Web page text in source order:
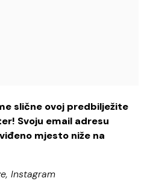
slične ovoj predbilježite
Svoju email adresu
mjesto niže na
Instagram